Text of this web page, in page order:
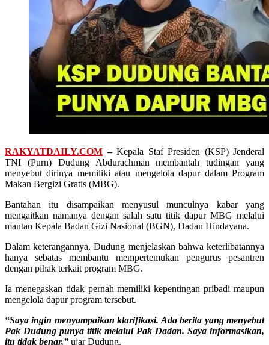
RAKYATDAILY.COM –Kepala Staf Presiden (KSP) Jenderal
TNI (Purn) Dudung Abdurachman membantah tudingan yang
menyebut dirinya memiliki atau mengelola dapur dalam Program
Makan Bergizi Gratis (MBG).
Bantahan itu disampaikan menyusul munculnya kabar yang
mengaitkan namanya dengan salah satu titik dapur MBG melalui
mantan Kepala Badan Gizi Nasional (BGN), Dadan Hindayana.
Dalam keterangannya, Dudung menjelaskan bahwa keterlibatannya
hanya sebatas membantu mempertemukan pengurus pesantren
dengan pihak terkait program MBG.
Ia menegaskan tidak pernah memiliki kepentingan pribadi maupun
mengelola dapur program tersebut.
“Saya ingin menyampaikan klarifikasi. Ada berita yang menyebut
Pak Dudung punya titik melalui Pak Dadan. Saya informasikan,
itu tidak benar,” ujar Dudung.